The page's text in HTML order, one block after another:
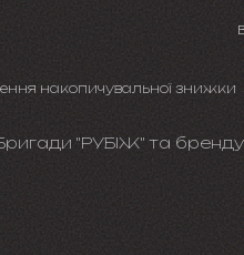
накопичувальної знижки
"РУБІЖ" та